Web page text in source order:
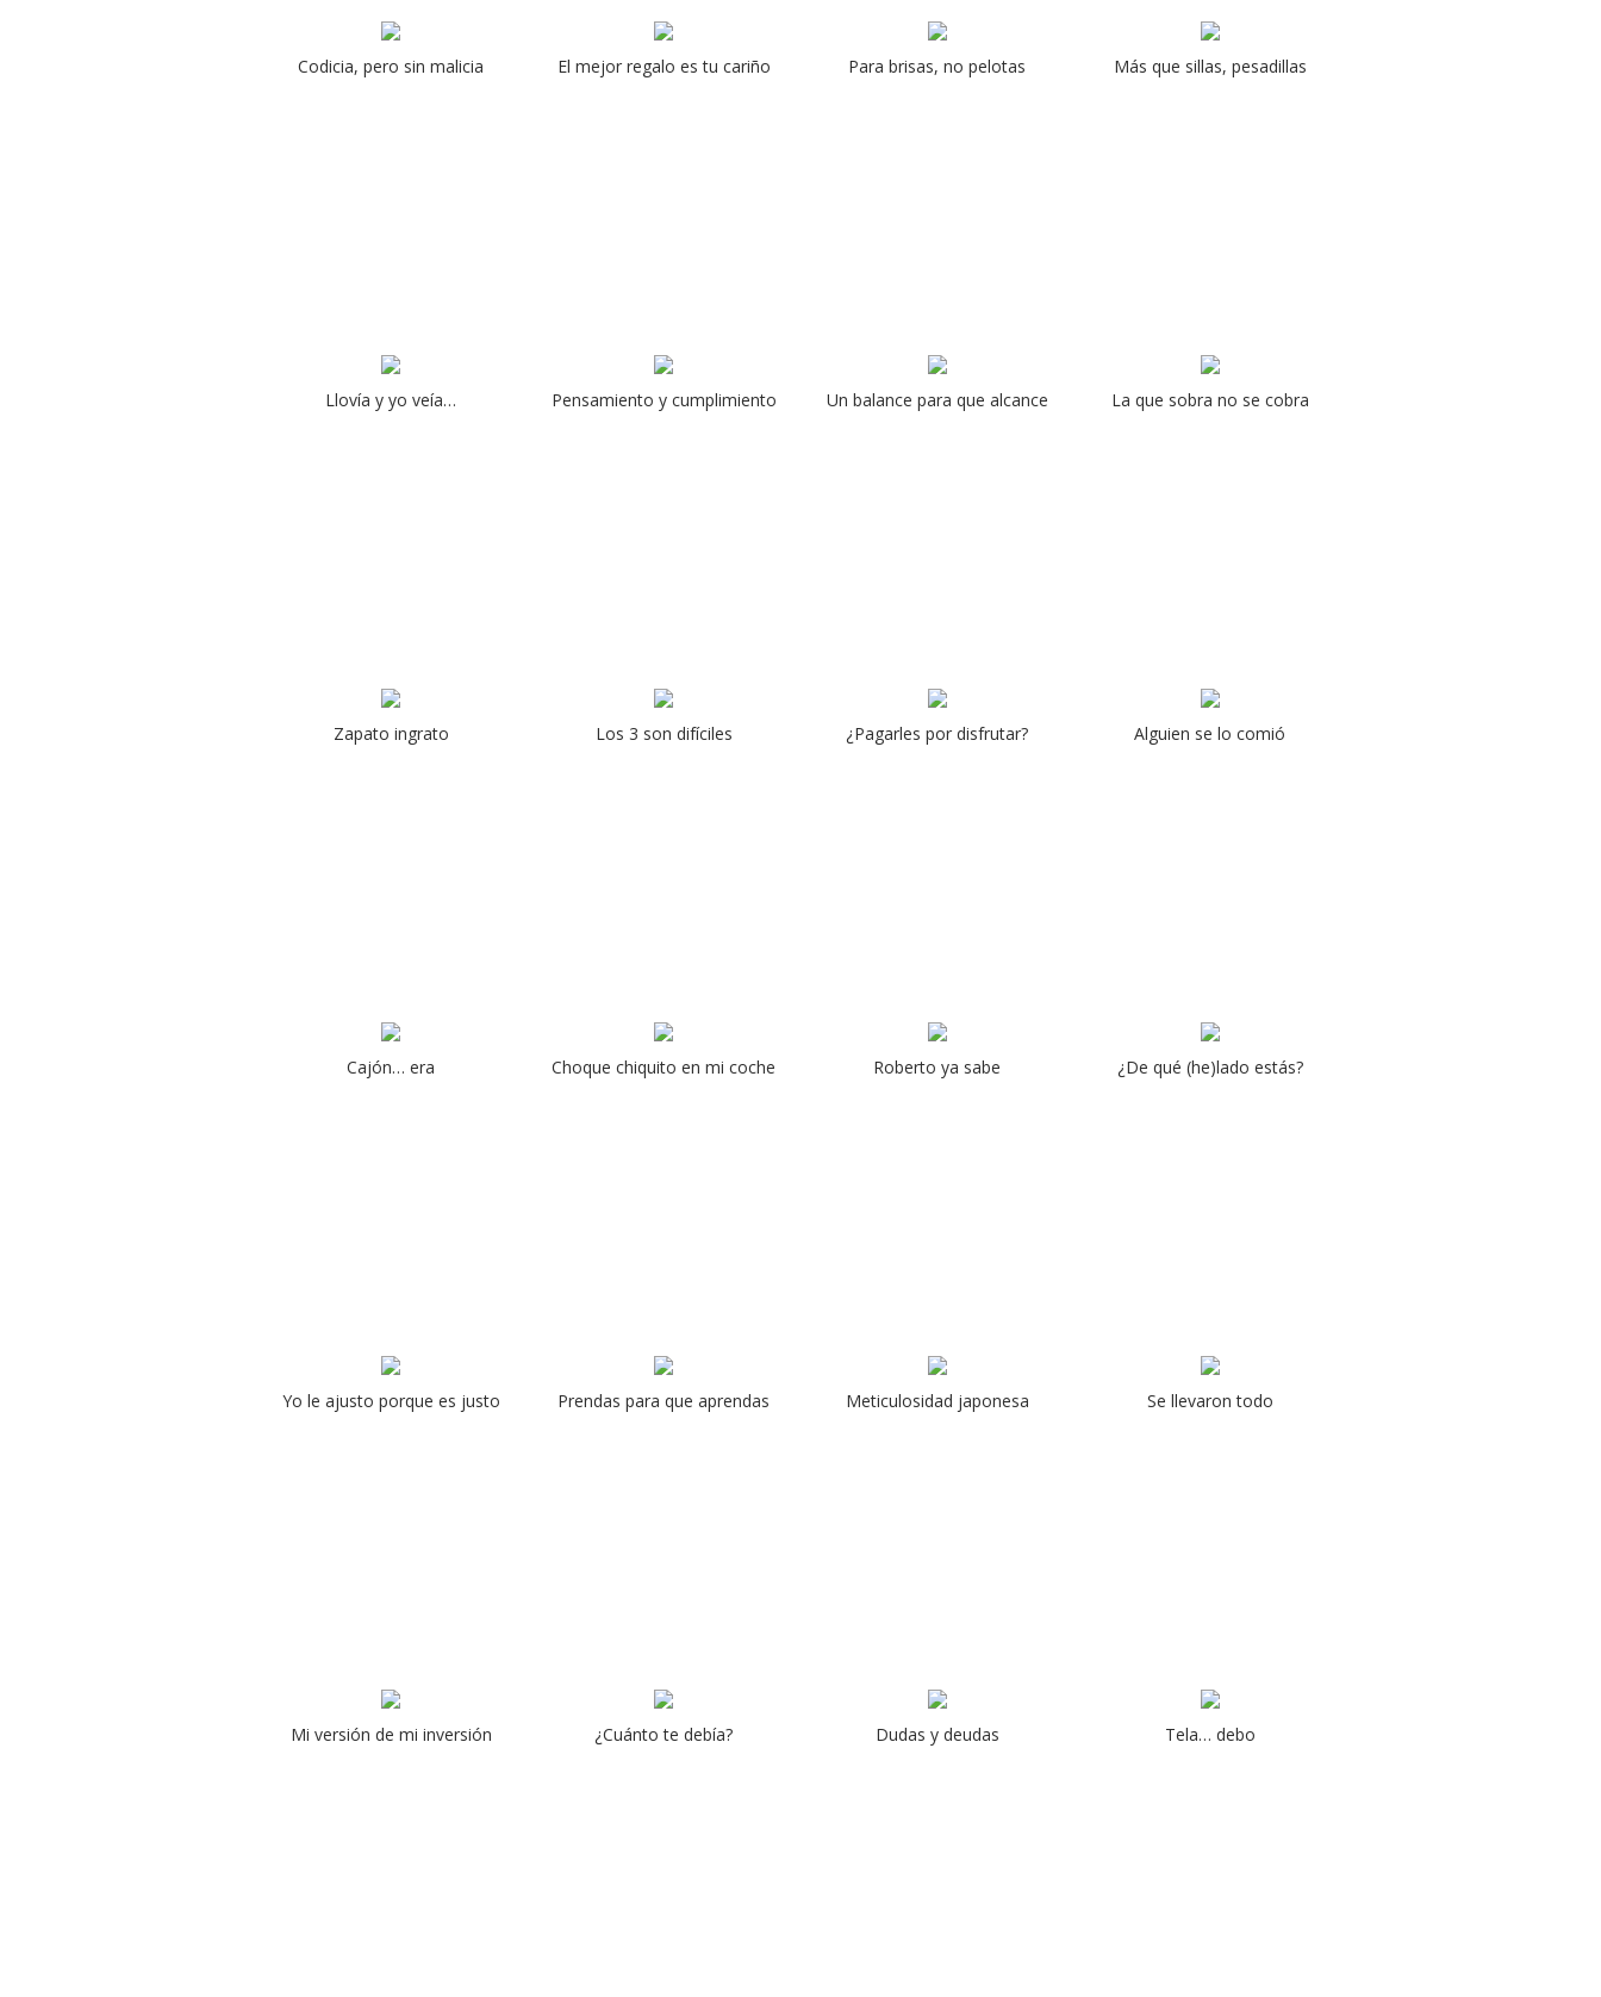
Codicia, pero sin malicia El mejor regalo es tu cariño Para brisas, no pelotas Más que sillas, pesadillas
Llovía y yo veía… Pensamiento y cumplimiento Un balance para que alcance La que sobra no se cobra
Zapato ingrato Los 3 son difíciles ¿Pagarles por disfrutar? Alguien se lo comió
Cajón… era Choque chiquito en mi coche Roberto ya sabe ¿De qué (he)lado estás?
Yo le ajusto porque es justo Prendas para que aprendas Meticulosidad japonesa Se llevaron todo
Mi versión de mi inversión ¿Cuánto te debía? Dudas y deudas Tela… debo